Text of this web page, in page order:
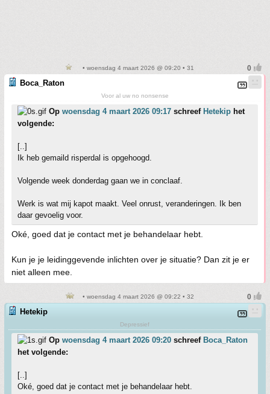
• woensdag 4 maart 2026 @ 09:20 • 31
Boca_Raton
Voor al uw no nonsense
Op woensdag 4 maart 2026 09:17 schreef Hetekip het
volgende:
[..]
Ik heb gemaild risperdal is opgehoogd.
Volgende week donderdag gaan we in conclaaf.
Werk is wat mij kapot maakt. Veel onrust, veranderingen. Ik ben
daar gevoelig voor.
Oké, goed dat je contact met je behandelaar hebt.
Kun je je leidinggevende inlichten over je situatie? Dan zit je er
niet alleen mee.
• woensdag 4 maart 2026 @ 09:22 • 32
Hetekip
Depressief
Op woensdag 4 maart 2026 09:20 schreef Boca_Raton
het volgende:
[..]
Oké, goed dat je contact met je behandelaar hebt.